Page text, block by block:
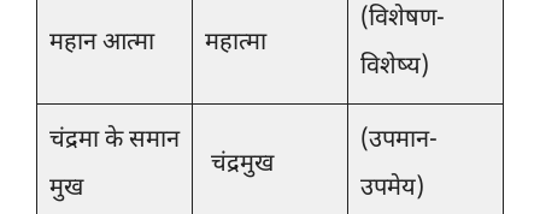
महान आत्मा महात्मा
(विशेषण-
विशेष्य)
चंद्रमा के समान
मुख
चंद्रमुख
(उपमान-
उपमेय)